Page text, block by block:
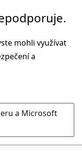
mohli využívat
a
a Microsoft